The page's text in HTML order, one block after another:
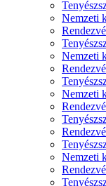
Nemzeti
Nemzeti
Nemzeti
Nemzeti